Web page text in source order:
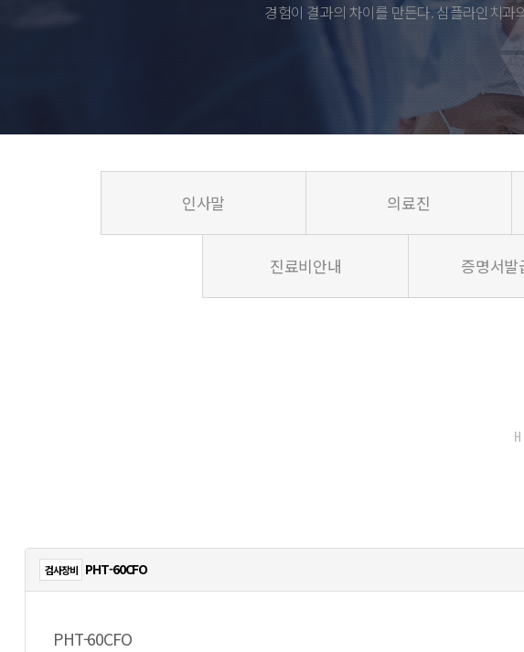
경험이 결과의 차이를 만든다. 심플라인치
인사말 의료진
진료비안내 증명서발
검사장비 PHT-60CFO
PHT-60CFO